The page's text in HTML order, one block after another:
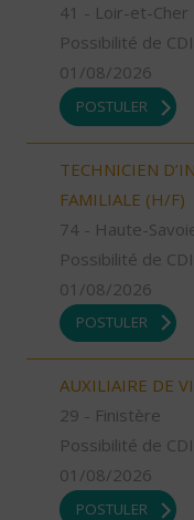
41 - Loir-et-Cher
Possibilité de
01/08/2026
POSTULER
TECHNICIEN
FAMILIALE (H/F)
74 - Haute-
Possibilité de
01/08/2026
POSTULER
AUXILIAIRE DE
29 - Finistère
Possibilité de
01/08/2026
POSTULER